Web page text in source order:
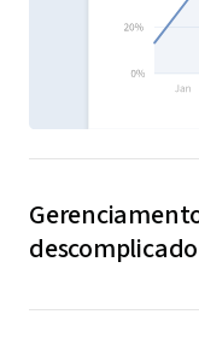
descomplicado
Adicione novos